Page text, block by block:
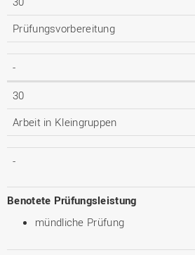
Prüfungsvorbereitung
-
30
Arbeit in Kleingruppen
-
Benotete Prüfungsleistung
mündliche Prüfung